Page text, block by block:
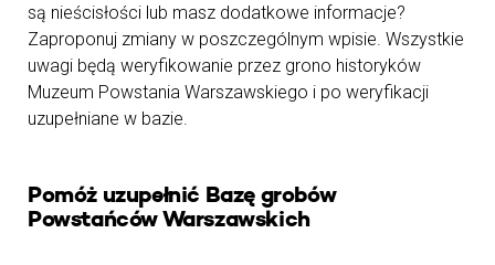
są nieścisłości lub masz dodatkowe informacje?
Zaproponuj zmiany w poszczególnym wpisie. Wszystkie
uwagi będą weryfikowanie przez grono historyków
Muzeum Powstania Warszawskiego i po weryfikacji
uzupełniane w bazie.
Pomóż uzupełnić Bazę grobów
Powstańców Warszawskich